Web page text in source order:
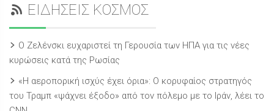
ΕΙΔΗΣΕΙΣ ΚΟΣΜΟΣ
Ο Ζελένσκι ευχαριστεί τη Γερουσία των ΗΠΑ για τις νέες
κυρώσεις κατά της Ρωσίας
«Η αεροπορική ισχύς έχει όρια»: Ο κορυφαίος στρατηγός
του Τραμπ «ψάχνει έξοδο» από τον πόλεμο με το Ιράν, λέει το